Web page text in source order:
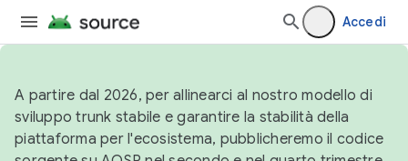
Accedi
A partire dal 2026, per allinearci al nostro modello di
sviluppo trunk stabile e garantire la stabilità della
piattaforma per l'ecosistema, pubblicheremo il codice